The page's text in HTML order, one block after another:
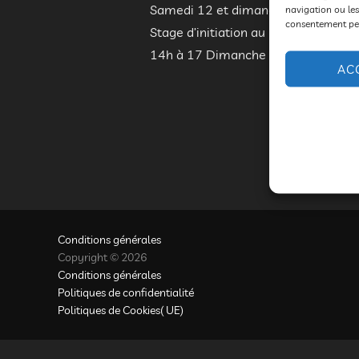
navigation ou
consentement
Samedi 12 et dimanche 13 mars
Stage d’initiation au Mime, et aux
14h à 17 Dimanche 13 mars : 14h à
Conditions générales
Copyright © 2026
Conditions générales
Politiques de confidentialité
Politiques de Cookies( UE)